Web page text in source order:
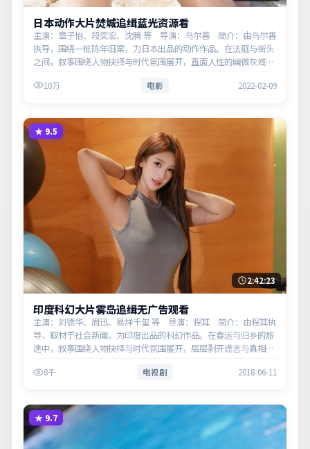
日本动作大片焚城追缉蓝光资源看
主演：章子怡、段奕宏、沈腾 等 导演：乌尔善 简介：由乌尔善
执导，围绕一桩陈年旧案，为日本出品的动作作品。在法庭与街头
之间，叙事围绕人物抉择与时代氛围展开，直面人性的幽微灰域。
10万 电影 2022-02-09
★ 9.5
2:42:23
印度科幻大片雾岛追缉无广告观看
主演：刘德华、周迅、易烊千玺 等 导演：程耳 简介：由程耳执
导，取材于社会新闻，为印度出品的科幻作品。在春运与归乡的旅
途中，叙事围绕人物抉择与时代氛围展开，层层剥开谎言与真相。
8千 电视剧 2018-06-11
★ 9.7